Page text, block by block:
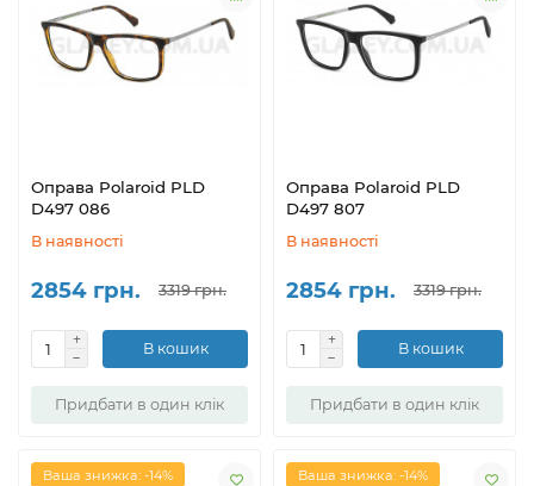
Оправа Polaroid PLD
D497 086
В наявності
2854 грн. 3319 грн.
В кошик
Придбати в один клік
Оправа Polaroid PLD
D497 807
В наявності
2854 грн. 3319 грн.
В кошик
Придбати в один клік
Ваша знижка: -14% Ваша знижка: -14%